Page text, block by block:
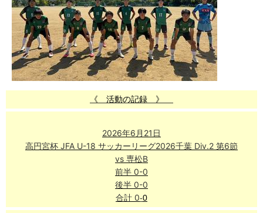
《 活動の記録 》
2026年6月21日
高円宮杯 JFA U-18 サッカーリーグ2026千葉 Div.2 第6節
vs 専松B
前半 0-0
後半 0-0
合計 0-0